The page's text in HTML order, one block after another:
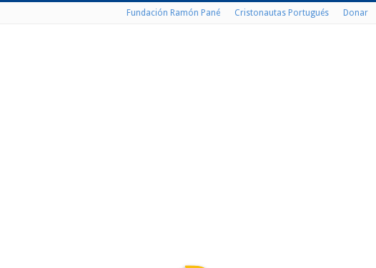
Fundación Ramón Pané Cristonautas Portugués Donar